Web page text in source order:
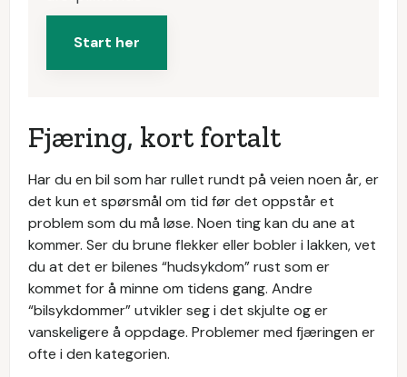
Start her
Fjæring, kort fortalt
Har du en bil som har rullet rundt på veien noen år, er
det kun et spørsmål om tid før det oppstår et
problem som du må løse. Noen ting kan du ane at
kommer. Ser du brune flekker eller bobler i lakken, vet
du at det er bilenes “hudsykdom” rust som er
kommet for å minne om tidens gang. Andre
“bilsykdommer” utvikler seg i det skjulte og er
vanskeligere å oppdage. Problemer med fjæringen er
ofte i den kategorien.